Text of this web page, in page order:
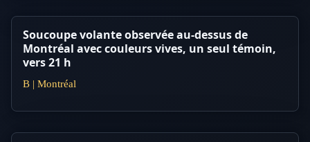
Soucoupe volante observée au-dessus de
Montréal avec couleurs vives, un seul témoin,
vers 21 h
B | Montréal